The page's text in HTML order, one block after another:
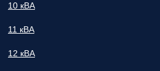
10 кВА
11 кВА
12 кВА